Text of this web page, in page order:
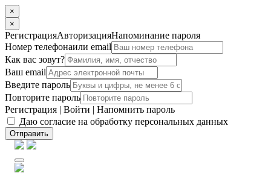
×
×
РегистрацияАвторизацияНапоминание пароля
Номер телефонаили email
Как вас зовут?
Ваш email
Введите пароль
Повторите пароль
Регистрация | Войти | Напомнить пароль
Даю согласие на обработку персональных данных
Отправить